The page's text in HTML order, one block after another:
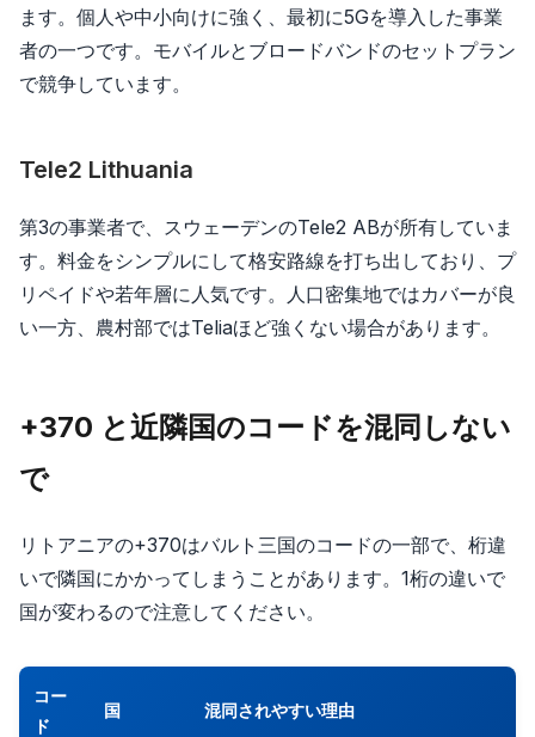
ます。個人や中小向けに強く、最初に5Gを導入した事業
者の一つです。モバイルとブロードバンドのセットプラン
で競争しています。
Tele2 Lithuania
第3の事業者で、スウェーデンのTele2 ABが所有していま
す。料金をシンプルにして格安路線を打ち出しており、プ
リペイドや若年層に人気です。人口密集地ではカバーが良
い一方、農村部ではTeliaほど強くない場合があります。
+370 と近隣国のコードを混同しない
で
リトアニアの+370はバルト三国のコードの一部で、桁違
いで隣国にかかってしまうことがあります。1桁の違いで
国が変わるので注意してください。
コー
ド
国 混同されやすい理由